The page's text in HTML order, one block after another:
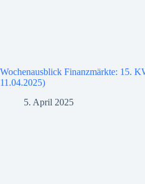
Wochenausblick Finanzmärkte: 15.
11.04.2025)
5. April 2025